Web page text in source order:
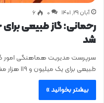
آبان ۲۹, ۱۴۰۱ 0 ۶
رحمانی: گاز طبیعی
شد
سرپرست مدیریت هماهنگی امور
طبیعی برای یک میلیون و ۱۱۹ هزار مشترک…
بیشتر بخوانید »